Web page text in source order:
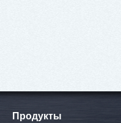
Продукты